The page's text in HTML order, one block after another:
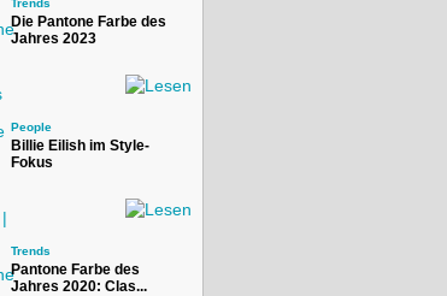
Trends
Die Pantone Farbe des
Jahres 2023
People
Billie Eilish im Style-
Fokus
Trends
Pantone Farbe des
Jahres 2020: Clas...